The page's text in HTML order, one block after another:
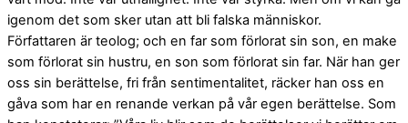
igenom det som sker utan att bli falska människor.
Författaren är teolog; och en far som förlorat sin son, en make
som förlorat sin hustru, en son som förlorat sin far. När han ger
oss sin berättelse, fri från sentimentalitet, räcker han oss en
gåva som har en renande verkan på vår egen berättelse. Som